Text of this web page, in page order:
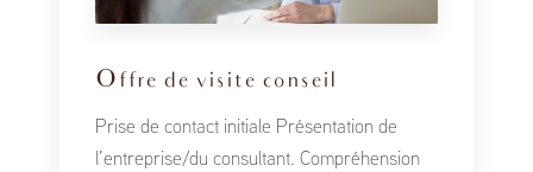
Offre de visite conseil
Prise de contact initiale Présentation de
l’entreprise/du consultant. Compréhension